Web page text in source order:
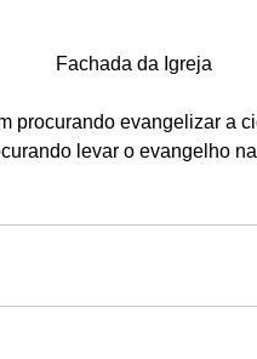
Fachada da Igreja
procurando evangelizar a
levar o evangelho